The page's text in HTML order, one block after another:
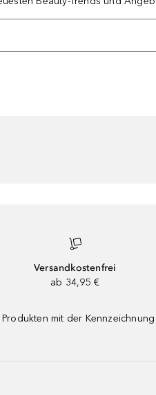
Versandkostenfrei
ab 34,95 €
mit der